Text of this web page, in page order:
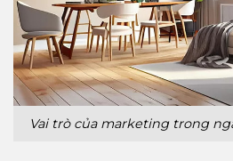
Vai trò của marketing trong